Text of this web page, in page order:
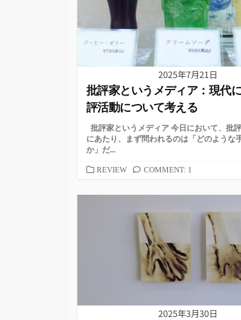
2025年7月21日
批評家というメディア：現代
評活動について考える
批評家というメディア 今日において、批
にあたり、まず問われるのは「どのような
か」だ...
カ
ゴ
REVIEW COMMENT: 1
2025年3月30日